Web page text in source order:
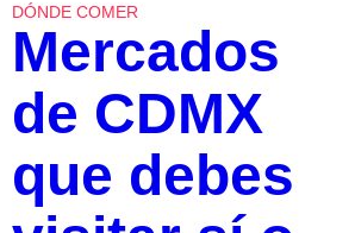
DÓNDE COMER
Mercados
de CDMX
que debes